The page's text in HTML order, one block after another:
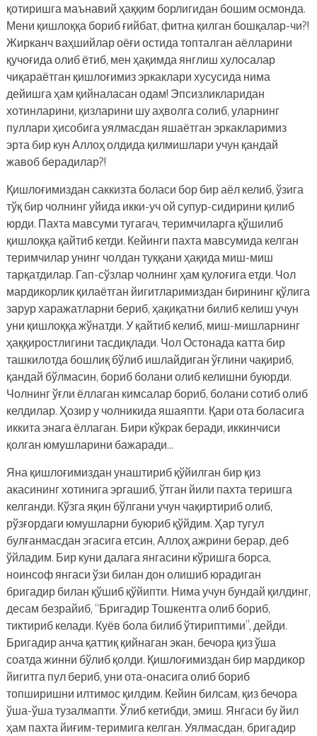
қотиришга маънавий ҳаққим борлигидан бошим осмонда.
Мени қишлоққа бориб ғийбат, фитна қилган бошқалар-чи?!
Жирканч ваҳшийлар оёғи остида топталган аёлларини
қучоғида олиб ётиб, мен ҳақимда янглиш хулосалар
чиқараётган қишлоғимиз эркаклари хусусида нима
дейишга ҳам қийналасан одам! Эпсизликларидан
хотинларини, қизларини шу аҳволга солиб, уларнинг
пуллари ҳисобига уялмасдан яшаётган эркакларимиз
эрта бир кун Аллоҳ олдида қилмишлари учун қандай
жавоб берадилар?!
Қишлоғимиздан саккизта боласи бор бир аёл келиб, ўзига
тўқ бир чолнинг уйида икки-уч ой супур-сидирини қилиб
юрди. Пахта мавсуми тугагач, теримчиларга қўшилиб
қишлоққа қайтиб кетди. Кейинги пахта мавсумида келган
теримчилар унинг чолдан туққани ҳақида миш-миш
тарқатдилар. Гап-сўзлар чолнинг ҳам қулоғига етди. Чол
мардикорлик қилаётган йигитларимиздан бирининг қўлига
зарур харажатларни бериб, ҳақиқатни билиб келиш учун
уни қишлоққа жўнатди. У қайтиб келиб, миш-мишларнинг
ҳаққиростлигини тасдиқлади. Чол Остонада катта бир
ташкилотда бошлиқ бўлиб ишлайдиган ўғлини чақириб,
қандай бўлмасин, бориб болани олиб келишни буюрди.
Чолнинг ўғли ёллаган кимсалар бориб, болани сотиб олиб
келдилар. Ҳозир у чолникида яшаяпти. Қари ота боласига
иккита энага ёллаган. Бири кўкрак беради, иккинчиси
қолган юмушларини бажаради…
Яна қишлоғимиздан унаштириб қўйилган бир қиз
акасининг хотинига эргашиб, ўтган йили пахта теришга
келганди. Кўзга яқин бўлгани учун чақиртириб олиб,
рўзғордаги юмушларни буюриб қўйдим. Ҳар тугул
булғанмасдан эгасига етсин, Аллоҳ ажрини берар, деб
ўйладим. Бир куни далага янгасини кўришга борса,
ноинсоф янгаси ўзи билан дон олишиб юрадиган
бригадир билан қўшиб қўйипти. Нима учун бундай қилдинг,
десам безрайиб, “Бригадир Тошкентга олиб бориб,
тиктириб келади. Куёв бола билиб ўтириптими”, дейди.
Бригадир анча қаттиқ қийнаган экан, бечора қиз ўша
соатда жинни бўлиб қолди. Қишлоғимиздан бир мардикор
йигитга пул бериб, уни ота-онасига олиб бориб
топширишни илтимос қилдим. Кейин билсам, қиз бечора
ўша-ўша тузалмапти. Ўлиб кетибди, эмиш. Янгаси бу йил
ҳам пахта йиғим-теримига келган. Уялмасдан, бригадир